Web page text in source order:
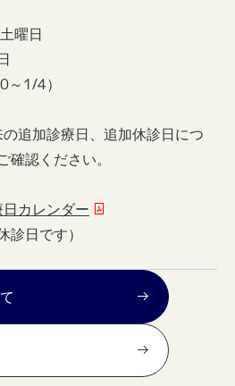
曜日
1/4）
追加診療日、追加休診日につ
確認ください。
カレンダー
診日です）